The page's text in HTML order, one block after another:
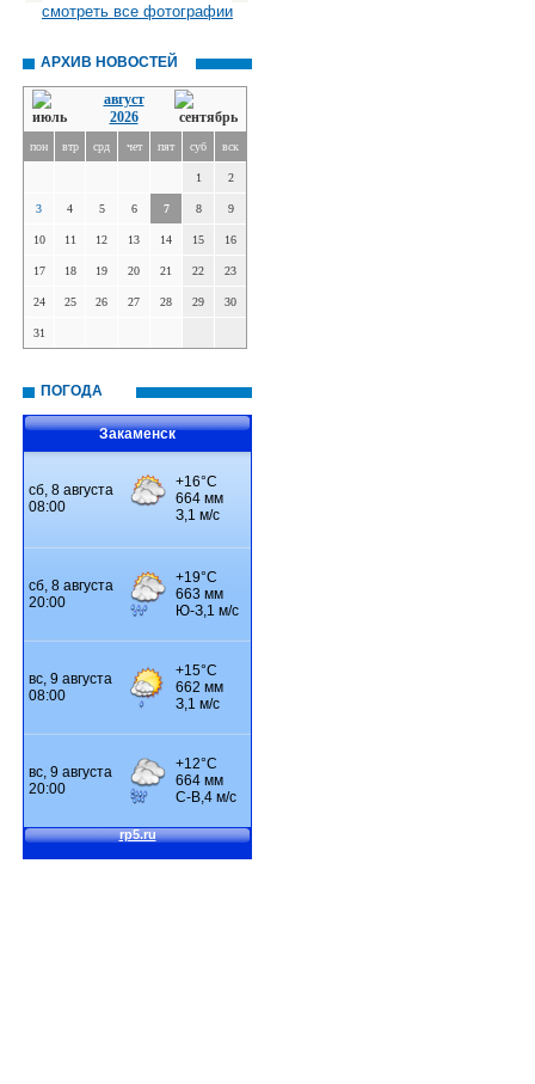
смотреть все фотографии
АРХИВ НОВОСТЕЙ
август
2026
пон втр срд чет пят суб вск
1 2
3 4 5 6 7 8 9
10 11 12 13 14 15 16
17 18 19 20 21 22 23
24 25 26 27 28 29 30
31
ПОГОДА
Закаменск